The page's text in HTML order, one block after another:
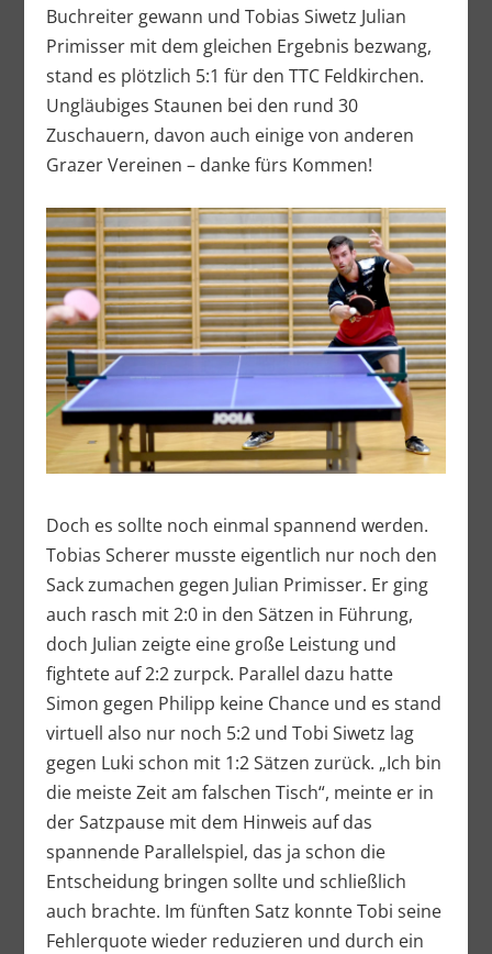
Buchreiter gewann und Tobias Siwetz Julian
Primisser mit dem gleichen Ergebnis bezwang,
stand es plötzlich 5:1 für den TTC Feldkirchen.
Ungläubiges Staunen bei den rund 30
Zuschauern, davon auch einige von anderen
Grazer Vereinen – danke fürs Kommen!
Doch es sollte noch einmal spannend werden.
Tobias Scherer musste eigentlich nur noch den
Sack zumachen gegen Julian Primisser. Er ging
auch rasch mit 2:0 in den Sätzen in Führung,
doch Julian zeigte eine große Leistung und
fightete auf 2:2 zurpck. Parallel dazu hatte
Simon gegen Philipp keine Chance und es stand
virtuell also nur noch 5:2 und Tobi Siwetz lag
gegen Luki schon mit 1:2 Sätzen zurück. „Ich bin
die meiste Zeit am falschen Tisch“, meinte er in
der Satzpause mit dem Hinweis auf das
spannende Parallelspiel, das ja schon die
Entscheidung bringen sollte und schließlich
auch brachte. Im fünften Satz konnte Tobi seine
Fehlerquote wieder reduzieren und durch ein